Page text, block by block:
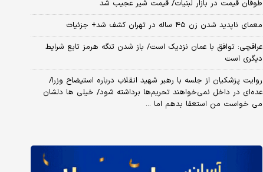
طوفان قیمت در بازار لبنیات/ قیمت شیر عجیب شد
معمای ناپدید شدن زن ۴۵ ساله در تهران کشف شد+ جزئیات
عراقچی: توافق با عمان نزدیک است/ باز شدن تنگه هرمز تابع شرایط
دیگری است
روایت پزشکیان از جلسه با رهبر شهید انقلاب درباره استیضاح وزرا/
عده‌ای در داخل نمی‌خواهند تحریم‌ها برداشته شود/ خیلی ها دلشان
می خواست من استعفا بدهم اما ...